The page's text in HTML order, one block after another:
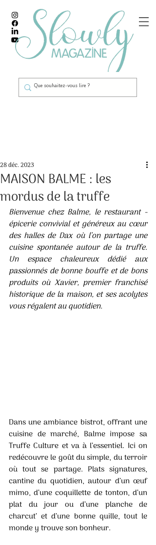
MAISON BALME : les
mordus de la truffe
28 déc. 2023
Bienvenue chez Balme, le restaurant -
épicerie convivial et généreux au cœur
des halles de Dax où l’on partage une
cuisine spontanée autour de la truffe.
Un espace chaleureux dédié aux
passionnés de bonne bouffe et de bons
produits où Xavier, premier franchisé
historique de la maison, et ses acolytes
vous régalent au quotidien.
Dans une ambiance bistrot, offrant une
cuisine de marché, Balme impose sa
Truffe Culture et va à l’essentiel. Ici on
redécouvre le goût du simple, du terroir
où tout se partage. Plats signatures,
cantine du quotidien, autour d’un œuf
mimo, d’une coquillette de tonton, d’un
plat du jour ou d’une planche de
charcut’ et d’une bonne quille, tout le
monde y trouve son bonheur.